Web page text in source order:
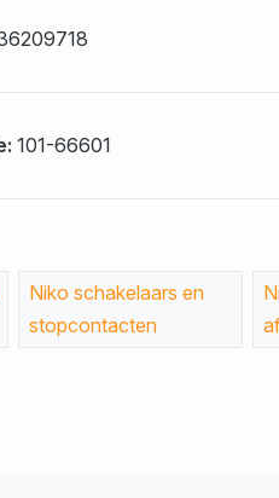
101-66601
Niko schakelaars en
stopcontacten